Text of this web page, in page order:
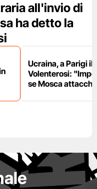
all'invio di
ha detto la
Ucraina, a Parigi il
Volenterosi:
se Mosca